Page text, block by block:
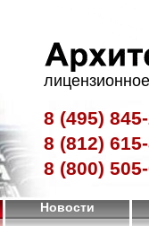
8 (495)
8 (812)
8 (800)
Новости